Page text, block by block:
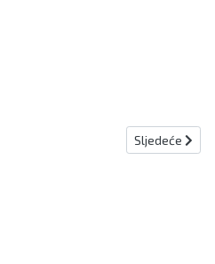
Sljedeći
Sljedeće